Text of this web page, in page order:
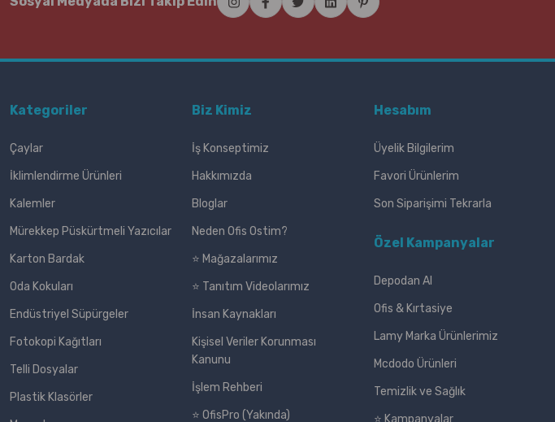
Kategoriler
Çaylar
İklimlendirme Ürünleri
Kalemler
Mürekkep Püskürtmeli Yazıcılar
Karton Bardak
Oda Kokuları
Endüstriyel Süpürgeler
Fotokopi Kağıtları
Telli Dosyalar
Plastik Klasörler
Biz Kimiz
İş Konseptimiz
Hakkımızda
Bloglar
Neden Ofis Ostim?
⭐ Mağazalarımız
⭐ Tanıtım Videolarımız
İnsan Kaynakları
Kişisel Veriler Korunması
Kanunu
İşlem Rehberi
⭐ OfisPro (Yakında)
Hesabım
Üyelik Bilgilerim
Favori Ürünlerim
Son Siparişimi Tekrarla
Özel Kampanyalar
Depodan Al
Ofis & Kırtasiye
Lamy Marka Ürünlerimiz
Mcdodo Ürünleri
Temizlik ve Sağlık
⭐ Kampanyalar